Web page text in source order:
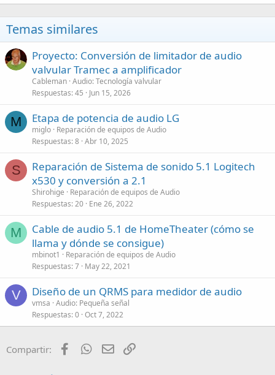
Temas similares
Proyecto: Conversión de limitador de audio
valvular Tramec a amplificador
Cableman Audio: Tecnología valvular
Respuestas 45 Jun 15, 2026
M Etapa de potencia de audio LG
miglo Reparación de equipos de Audio
Respuestas 8 Abr 10, 2025
S
Reparación de Sistema de sonido 5.1 Logitech
x530 y conversión a 2.1
Shirohige
Reparación de equipos de Audio
Respuestas 20 Ene 26, 2022
M
Cable de audio 5.1 de HomeTheater (cómo se
llama y dónde se consigue)
mbinot1
Reparación de equipos de Audio
Respuestas 7 May 22, 2021
V Diseño de un QRMS para medidor de audio
vmsa Audio: Pequeña señal
Respuestas 0 Oct 7, 2022
Compartir: FacebookWhatsApp
Email